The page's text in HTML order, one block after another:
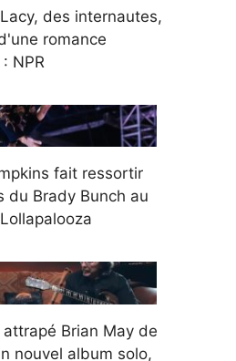
des internautes,
romance
NPR
fait ressortir
du Brady Bunch au
Brian May de
nouvel album solo,